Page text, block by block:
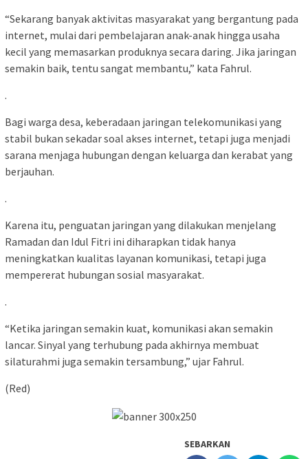
“Sekarang banyak aktivitas masyarakat yang bergantung pada
internet, mulai dari pembelajaran anak-anak hingga usaha
kecil yang memasarkan produknya secara daring. Jika jaringan
semakin baik, tentu sangat membantu,” kata Fahrul.
.
Bagi warga desa, keberadaan jaringan telekomunikasi yang
stabil bukan sekadar soal akses internet, tetapi juga menjadi
sarana menjaga hubungan dengan keluarga dan kerabat yang
berjauhan.
.
Karena itu, penguatan jaringan yang dilakukan menjelang
Ramadan dan Idul Fitri ini diharapkan tidak hanya
meningkatkan kualitas layanan komunikasi, tetapi juga
mempererat hubungan sosial masyarakat.
.
“Ketika jaringan semakin kuat, komunikasi akan semakin
lancar. Sinyal yang terhubung pada akhirnya membuat
silaturahmi juga semakin tersambung,” ujar Fahrul.
(Red)
SEBARKAN